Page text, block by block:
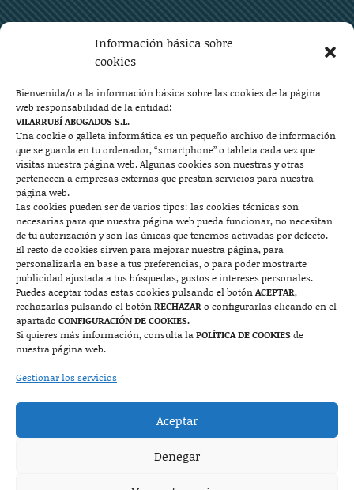
Información básica sobre
cookies
Bienvenida/o a la información básica sobre las cookies de la página
web responsabilidad de la entidad:
VILARRUBÍ ABOGADOS S.L.
Una cookie o galleta informática es un pequeño archivo de información
que se guarda en tu ordenador, “smartphone” o tableta cada vez que
visitas nuestra página web. Algunas cookies son nuestras y otras
pertenecen a empresas externas que prestan servicios para nuestra
página web.
Las cookies pueden ser de varios tipos: las cookies técnicas son
necesarias para que nuestra página web pueda funcionar, no necesitan
de tu autorización y son las únicas que tenemos activadas por defecto.
El resto de cookies sirven para mejorar nuestra página, para
personalizarla en base a tus preferencias, o para poder mostrarte
publicidad ajustada a tus búsquedas, gustos e intereses personales.
Puedes aceptar todas estas cookies pulsando el botónACEPTAR,
rechazarlas pulsando el botónRECHAZARo configurarlas clicando en el
apartado CONFIGURACIÓN DE COOKIES.
Si quieres más información, consulta laPOLÍTICA DE COOKIESde
nuestra página web.
Gestionar los servicios
Aceptar
Denegar
Plaza Aragón 10, planta 11ª, 50004 Zaragoza
976 219 571
976 225 209
Contacto

Mallorca
Josep Pla, n°6, 07400 Alcudia (Mallorca)
722 131 870
Contacto

Plaza Mayor 7, 1º, 22400 Monzón (Huesca)
974 415 252
Contacto